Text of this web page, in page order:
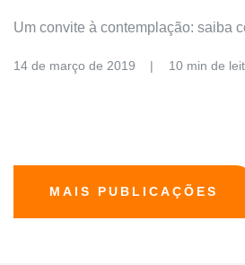
Um convite à contemplação: saiba
14 de março de 2019 10 min de
MAIS PUBLICAÇÕES